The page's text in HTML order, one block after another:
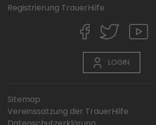
Registrierung TrauerHilfe
LOGIN
Sitemap
Vereinssatzung der TrauerHilfe